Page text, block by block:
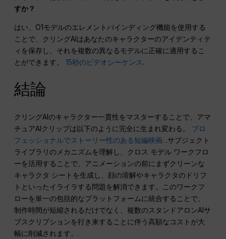
すか？
はい、O1モデルのエレメントバインディング機能を使用する
ことで、クリングAIはあなたのキャラクターのアイデンティテ
ィを保存し、それを複数の異なるモデルに正確に適用するこ
とができます。15秒のビデオシーケンス.
結論
クリングAIのキャラクター一貫性をマスターすることで、アマ
チュアAIクリップは以下のように完全に生まれ変わる。 プロ
フェッショナルでストーリー性のある短編映画. .サブジェクト
ライブラリのメカニズムを理解し、クロス モデル ワークフロ
ーを活用することで、アニメーションの前にまずクリーンな
キャラクタ シートを生成し、顔の溶解やキャラクタのドリフ
トといったイライラする問題を解消できます。このワークフ
ローを単一の包括的なプラットフォームに統合することで、
制作時間が短縮されるだけでなく、複数のスタンドアロンAIサ
ブスクリプションを行き来することに伴う高額なコストが大
幅に削減されます。.